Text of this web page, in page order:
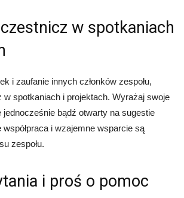
w spotkaniach
i zaufanie innych członków zespołu,
spotkaniach i projektach. Wyrażaj swoje
jednocześnie bądź otwarty na sugestie
i wzajemne wsparcie są
zespołu.
i proś o pomoc